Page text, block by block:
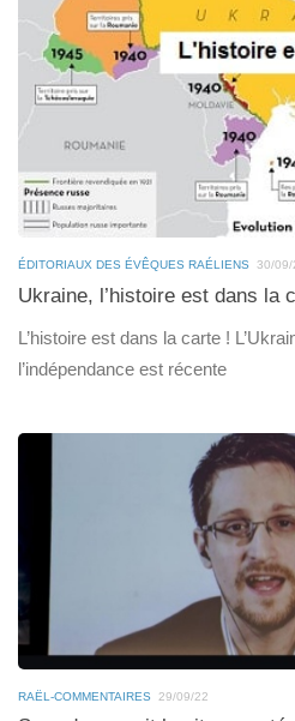
ÉDITORIAUX DES ÉVÊQUES RAÉLIENS 30/09/
Ukraine, l’histoire est dans la
L’histoire est dans la carte !
l’indépendance est récente
RAËL-COMMENTAIRES 29/09/22